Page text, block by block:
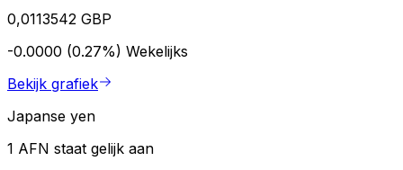
0,0113542 GBP
-0.0000 (0.27%) Wekelijks
Bekijk grafiek
Japanse yen
1 AFN staat gelijk aan